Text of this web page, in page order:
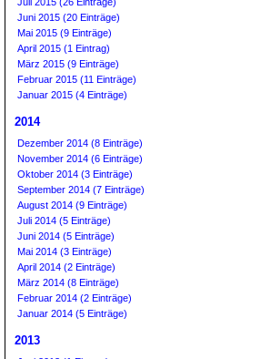
Juni 2015 (20 Einträge)
Mai 2015 (9 Einträge)
April 2015 (1 Eintrag)
März 2015 (9 Einträge)
Februar 2015 (11 Einträge)
Januar 2015 (4 Einträge)
2014
Dezember 2014 (8 Einträge)
November 2014 (6 Einträge)
Oktober 2014 (3 Einträge)
September 2014 (7 Einträge)
August 2014 (9 Einträge)
Juli 2014 (5 Einträge)
Juni 2014 (5 Einträge)
Mai 2014 (3 Einträge)
April 2014 (2 Einträge)
März 2014 (8 Einträge)
Februar 2014 (2 Einträge)
Januar 2014 (5 Einträge)
2013